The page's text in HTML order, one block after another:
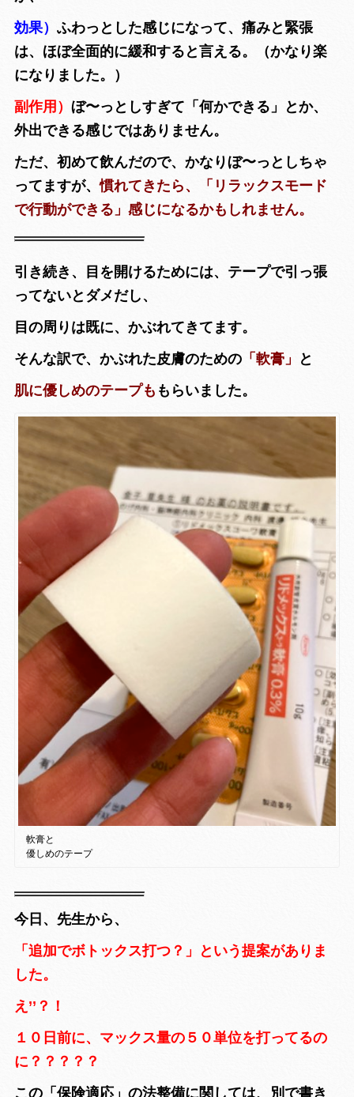
効果） ふわっとした感じになって、痛みと緊張
は、ほぼ全面的に緩和すると言える。（かなり楽
になりました。）
副作用） ぼ〜っとしすぎて「何かできる」とか、
外出できる感じではありません。
ただ、初めて飲んだので、かなりぼ〜っとしちゃ
ってますが、慣れてきたら、「リラックスモード
で行動ができる」感じになるかもしれません。
引き続き、目を開けるためには、テープで引っ張
ってないとダメだし、
目の周りは既に、かぶれてきてます。
そんな訳で、かぶれた皮膚のための 「軟膏」
と
肌に優しめのテープも もらいました。
軟膏と
優しめのテープ
今日、先生から、
「追加でボトックス打つ？」という提案がありま
した。
え’’？！
１０日前に、マックス量の５０単位を打ってるの
に？？？？？
この「保険適応」の法整備に関しては、別で書き